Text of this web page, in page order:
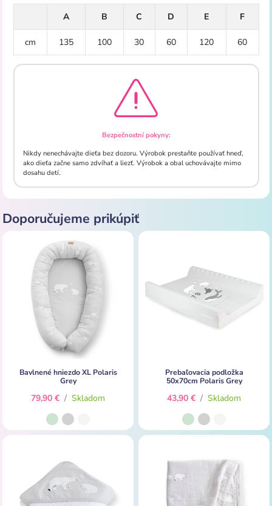
A B C D E F
cm 135 100 30 60 120 60
Bezpečnostní pokyny:
Nikdy nenechávajte dieťa bez dozoru. Výrobok prestaňte používať hneď,
ako dieťa začne samo zdvíhať a liezť. Výrobok a obal uchovávajte mimo
dosahu detí.
Doporučujeme prikúpiť
Bavlnené hniezdo XL Polaris
Grey
79,90 € / Skladom
Prebaľovacia podložka
50x70cm Polaris Grey
43,90 € / Skladom